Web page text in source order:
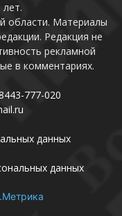
области. Материалы
Редакция не
рекламной
в комментариях.
777-020
данных
данных